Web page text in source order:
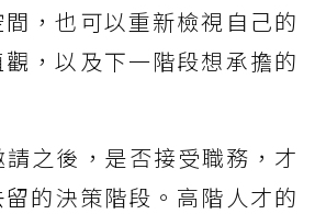
，也可以重新檢視自己的
，以及下一階段想承擔的
之後，是否接受職務，才
的決策階段。高階人才的